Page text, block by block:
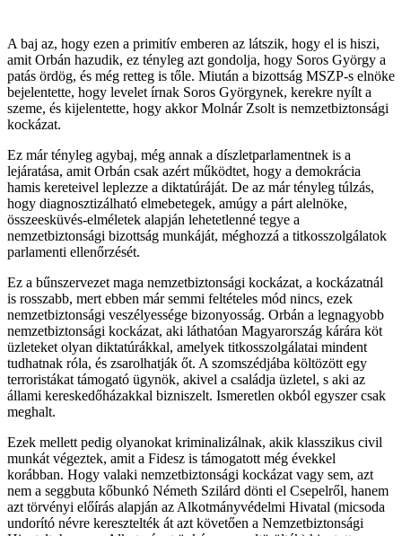
A baj az, hogy ezen a primitív emberen az látszik, hogy el is hiszi,
amit Orbán hazudik, ez tényleg azt gondolja, hogy Soros György a
patás ördög, és még retteg is tőle. Miután a bizottság MSZP-s elnöke
bejelentette, hogy levelet írnak Soros Györgynek, kerekre nyílt a
szeme, és kijelentette, hogy akkor Molnár Zsolt is nemzetbiztonsági
kockázat.
Ez már tényleg agybaj, még annak a díszletparlamentnek is a
lejáratása, amit Orbán csak azért működtet, hogy a demokrácia
hamis kereteivel leplezze a diktatúráját. De az már tényleg túlzás,
hogy diagnosztizálható elmebetegek, amúgy a párt alelnöke,
összeesküvés-elméletek alapján lehetetlenné tegye a
nemzetbiztonsági bizottság munkáját, méghozzá a titkosszolgálatok
parlamenti ellenőrzését.
Ez a bűnszervezet maga nemzetbiztonsági kockázat, a kockázatnál
is rosszabb, mert ebben már semmi feltételes mód nincs, ezek
nemzetbiztonsági veszélyessége bizonyosság. Orbán a legnagyobb
nemzetbiztonsági kockázat, aki láthatóan Magyarország kárára köt
üzleteket olyan diktatúrákkal, amelyek titkosszolgálatai mindent
tudhatnak róla, és zsarolhatják őt. A szomszédjába költözött egy
terroristákat támogató ügynök, akivel a családja üzletel, s aki az
állami kereskedőházakkal bizniszelt. Ismeretlen okból egyszer csak
meghalt.
Ezek mellett pedig olyanokat kriminalizálnak, akik klasszikus civil
munkát végeztek, amit a Fidesz is támogatott még évekkel
korábban. Hogy valaki nemzetbiztonsági kockázat vagy sem, azt
nem a seggbuta kőbunkó Németh Szilárd dönti el Csepelről, hanem
azt törvényi előírás alapján az Alkotmányvédelmi Hivatal (micsoda
undorító névre keresztelték át azt követően a Nemzetbiztonsági